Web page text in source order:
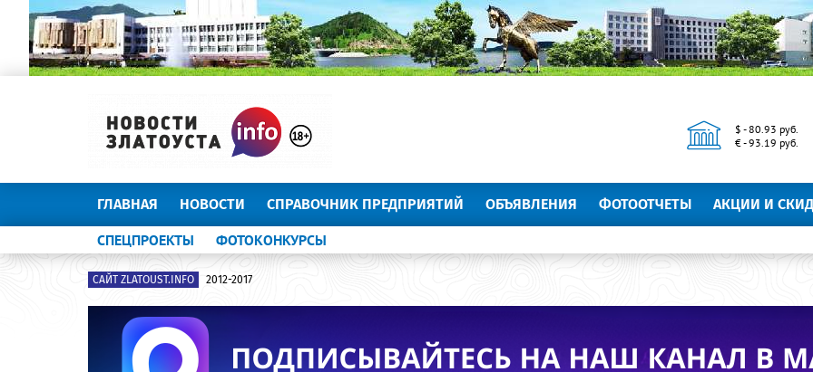
$ - 80.93 руб.
€ - 93.19 руб.
ГЛАВНАЯ НОВОСТИ СПРАВОЧНИК ПРЕДПРИЯТИЙ ОБЪЯВЛЕНИЯ ФОТООТЧЕТЫ АКЦИИ И
СПЕЦПРОЕКТЫ ФОТОКОНКУРСЫ
САЙТ ZLATOUST.INFO 2012-2017